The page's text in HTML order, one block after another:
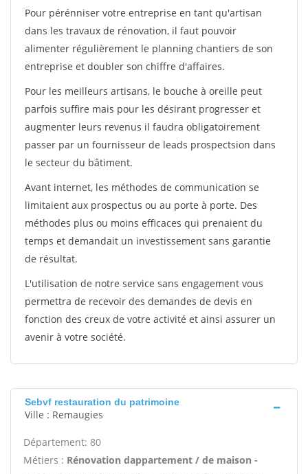
Pour pérénniser votre entreprise en tant qu'artisan
dans les travaux de rénovation, il faut pouvoir
alimenter régulièrement le planning chantiers de son
entreprise et doubler son chiffre d'affaires.
Pour les meilleurs artisans, le bouche à oreille peut
parfois suffire mais pour les désirant progresser et
augmenter leurs revenus il faudra obligatoirement
passer par un fournisseur de leads prospectsion dans
le secteur du bâtiment.
Avant internet, les méthodes de communication se
limitaient aux prospectus ou au porte à porte. Des
méthodes plus ou moins efficaces qui prenaient du
temps et demandait un investissement sans garantie
de résultat.
L'utilisation de notre service sans engagement vous
permettra de recevoir des demandes de devis en
fonction des creux de votre activité et ainsi assurer un
avenir à votre société.
Sebvf restauration du patrimoine
Ville : Remaugies
Département: 80
Métiers : Rénovation dappartement / de maison -